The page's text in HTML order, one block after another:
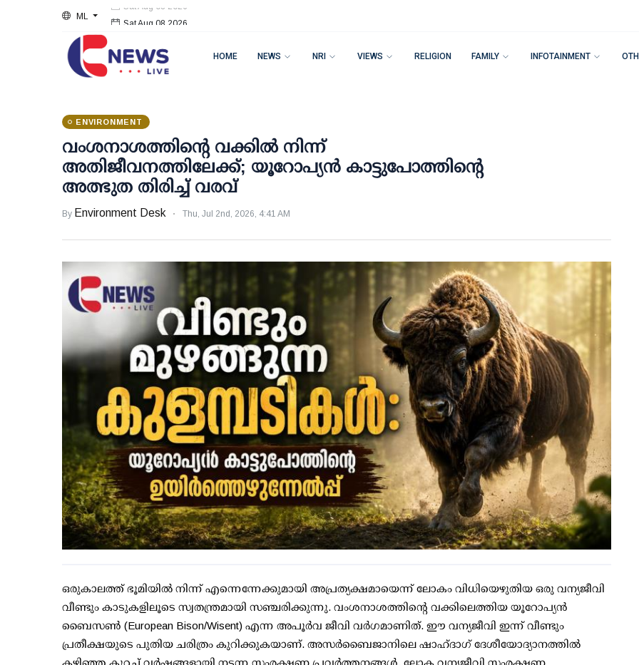
ML
HOME NEWS NRI VIEWS RELIGION FAMILY INFOTAINMENT
ENVIRONMENT
വംശനാശത്തിന്റെ വക്കില്‍ നിന്ന്
അതിജീവനത്തിലേക്ക്; യൂറോപ്യന്‍ കാട്ടുപോത്തിന്റെ
അത്ഭുത തിരിച്ച് വരവ്
By Environment Desk Thu, Jul 2nd, 2026, 4:41 AM
ഒരുകാലത്ത് ഭൂമിയില്‍ നിന്ന് എന്നെന്നേക്കുമായി അപ്രത്യക്ഷമായെന്ന് ലോകം വിധിയെഴുതിയ ഒരു വന്യജീവി
വീണ്ടും കാടുകളിലൂടെ സ്വതന്ത്രമായി സഞ്ചരിക്കുന്നു. വംശനാശത്തിന്റെ വക്കിലെത്തിയ യൂറോപ്യന്‍
ബൈസണ്‍ (European Bison/Wisent) എന്ന അപൂര്‍വ ജീവി വര്‍ഗമാണിത്. ഈ വന്യജീവി ഇന്ന് വീണ്ടും
പ്രതീക്ഷയുടെ പുതിയ ചരിത്രം കുറിക്കുകയാണ്. അസര്‍ബൈജാനിലെ ഷാഹ്ദാഗ് ദേശീയോദ്യാനത്തില്‍